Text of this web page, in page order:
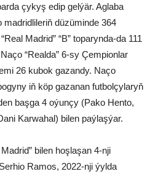
çykyş edip gelýär. Aglaba
düzüminde 364
Madrid” “B” toparynda-da 111
“Realda” 6-sy Çempionlar
26 kubok gazandy. Naço
iň köp gazanan futbolçylaryň
başga 4 oýunçy (Pako Hento,
Karwahal) bilen paýlaşýar.
bilen hoşlaşan 4-nji
Ramos, 2022-nji ýylda